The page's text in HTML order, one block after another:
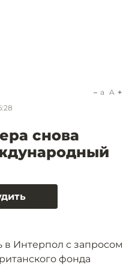
a A
снова
Интерпол с запросом
фонда